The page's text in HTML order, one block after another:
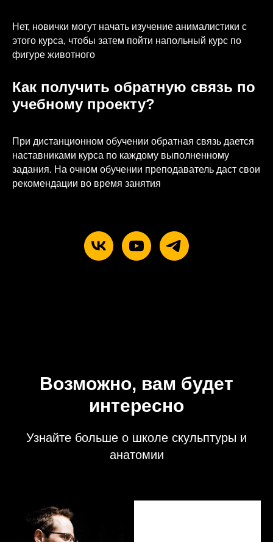
Нет, новички могут начать изучение анималистики с
этого курса, чтобы затем пойти напольный курс по
фигуре животного
Как получить обратную связь по
учебному проекту?
При дистанционном обучении обратная связь дается
наставниками курса по каждому выполненному
задания. На очном обучении преподаватель даст свои
рекомендации во время занятия
Возможно, вам будет
интересно
Узнайте больше о школе скульптуры и
анатомии